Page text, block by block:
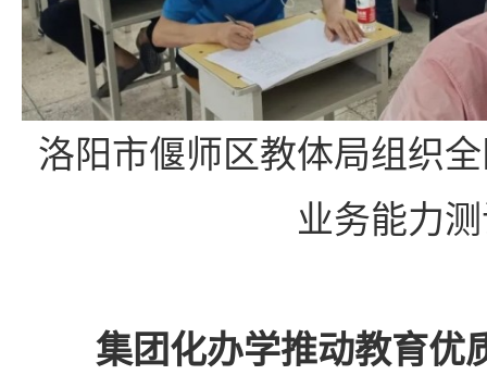
洛阳市偃师区教体局组织
业务能力
集团化办学推动教育优